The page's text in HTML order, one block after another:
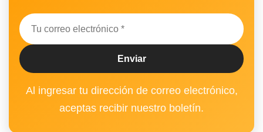
Al ingresar tu dirección de correo electrónico,
aceptas recibir nuestro boletín.